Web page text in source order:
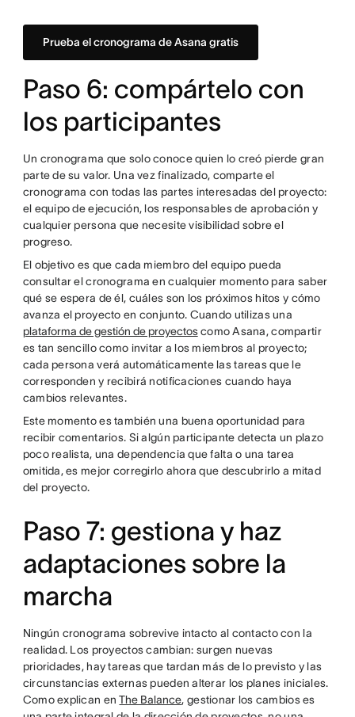
Prueba el cronograma de Asana gratis
Paso 6: compártelo con
los participantes
Un cronograma que solo conoce quien lo creó pierde gran
parte de su valor. Una vez finalizado, comparte el
cronograma con todas las partes interesadas del proyecto:
el equipo de ejecución, los responsables de aprobación y
cualquier persona que necesite visibilidad sobre el
progreso.
El objetivo es que cada miembro del equipo pueda
consultar el cronograma en cualquier momento para saber
qué se espera de él, cuáles son los próximos hitos y cómo
avanza el proyecto en conjunto. Cuando utilizas una
plataforma de gestión de proyectoscomo Asana, compartir
es tan sencillo como invitar a los miembros al proyecto;
cada persona verá automáticamente las tareas que le
corresponden y recibirá notificaciones cuando haya
cambios relevantes.
Este momento es también una buena oportunidad para
recibir comentarios. Si algún participante detecta un plazo
poco realista, una dependencia que falta o una tarea
omitida, es mejor corregirlo ahora que descubrirlo a mitad
del proyecto.
Paso 7: gestiona y haz
adaptaciones sobre la
marcha
Ningún cronograma sobrevive intacto al contacto con la
realidad. Los proyectos cambian: surgen nuevas
prioridades, hay tareas que tardan más de lo previsto y las
circunstancias externas pueden alterar los planes iniciales.
Como explican enThe Balance, gestionar los cambios es